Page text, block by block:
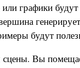
графики
будут
Вы